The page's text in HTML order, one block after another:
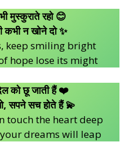
मुस्कुराते रहो 😊
कभी न खोने दो ✨
keep smiling bright
hope lose its might
को छू जाती हैं ❤️
सपने सच होते हैं 💫
touch the heart deep
dreams will leap